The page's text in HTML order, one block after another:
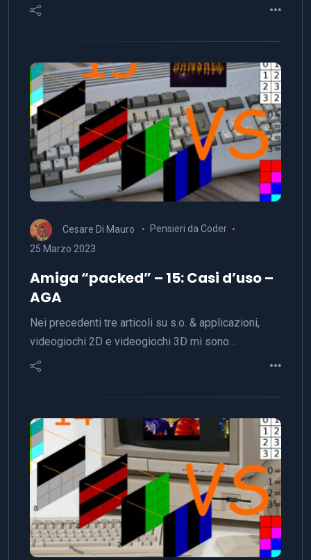
Cesare Di Mauro
Pensieri da Coder
25 Marzo 2023
Amiga “packed” – 15: Casi d’uso –
AGA
Nei precedenti tre articoli su s.o. & applicazioni,
videogiochi 2D e videogiochi 3D mi sono…